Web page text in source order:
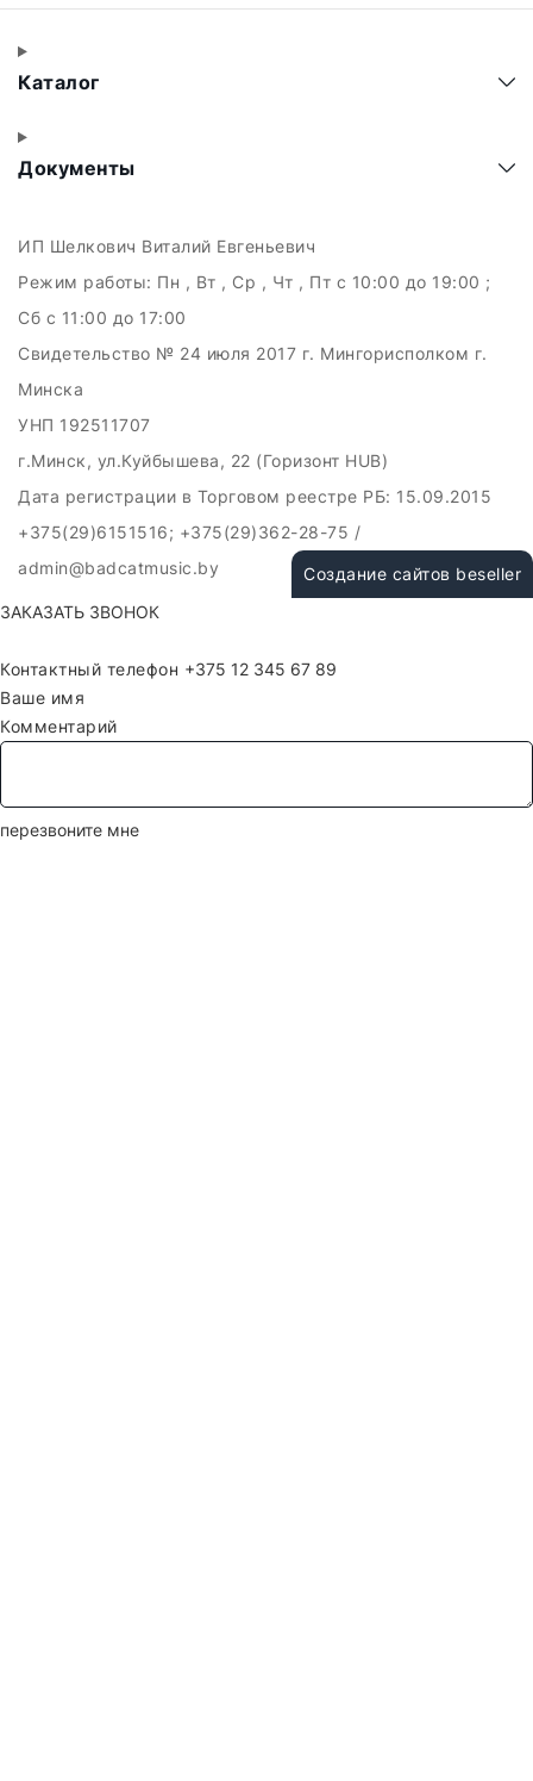
Каталог
Документы
ИП Шелкович Виталий Евгеньевич
Режим работы: Пн , Вт , Ср , Чт , Пт c 10:00 до 19:00 ;
Сб c 11:00 до 17:00
Свидетельство № 24 июля 2017 г. Мингорисполком г.
Минска
УНП 192511707
г.Минск, ул.Куйбышева, 22 (Горизонт HUB)
Дата регистрации в Торговом реестре РБ: 15.09.2015
+375(29)6151516; +375(29)362-28-75 /
admin@badcatmusic.by
Создание сайтов beseller
ЗАКАЗАТЬ ЗВОНОК
Контактный телефон
Ваше имя
Комментарий
перезвоните мне